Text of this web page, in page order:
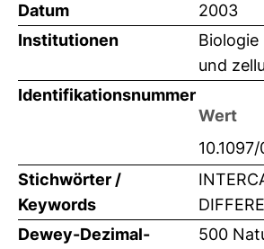
Datum
2003
Institutionen
und
Identifikationsnummer
Wert
Stichwörter /
Keywords
Dewey-Dezimal-
500